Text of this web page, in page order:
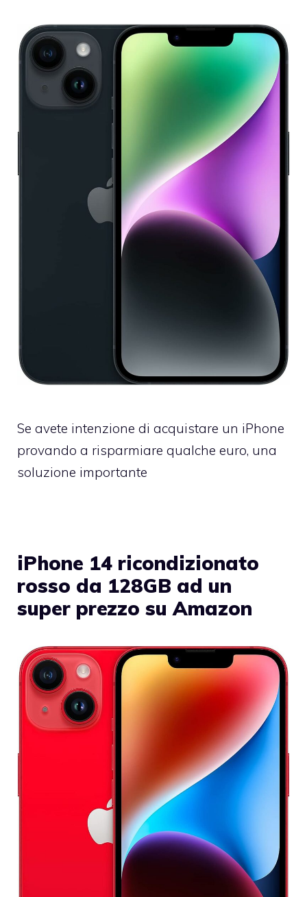
Se avete intenzione di acquistare un iPhone
provando a risparmiare qualche euro, una
soluzione importante
iPhone 14 ricondizionato
rosso da 128GB ad un
super prezzo su Amazon